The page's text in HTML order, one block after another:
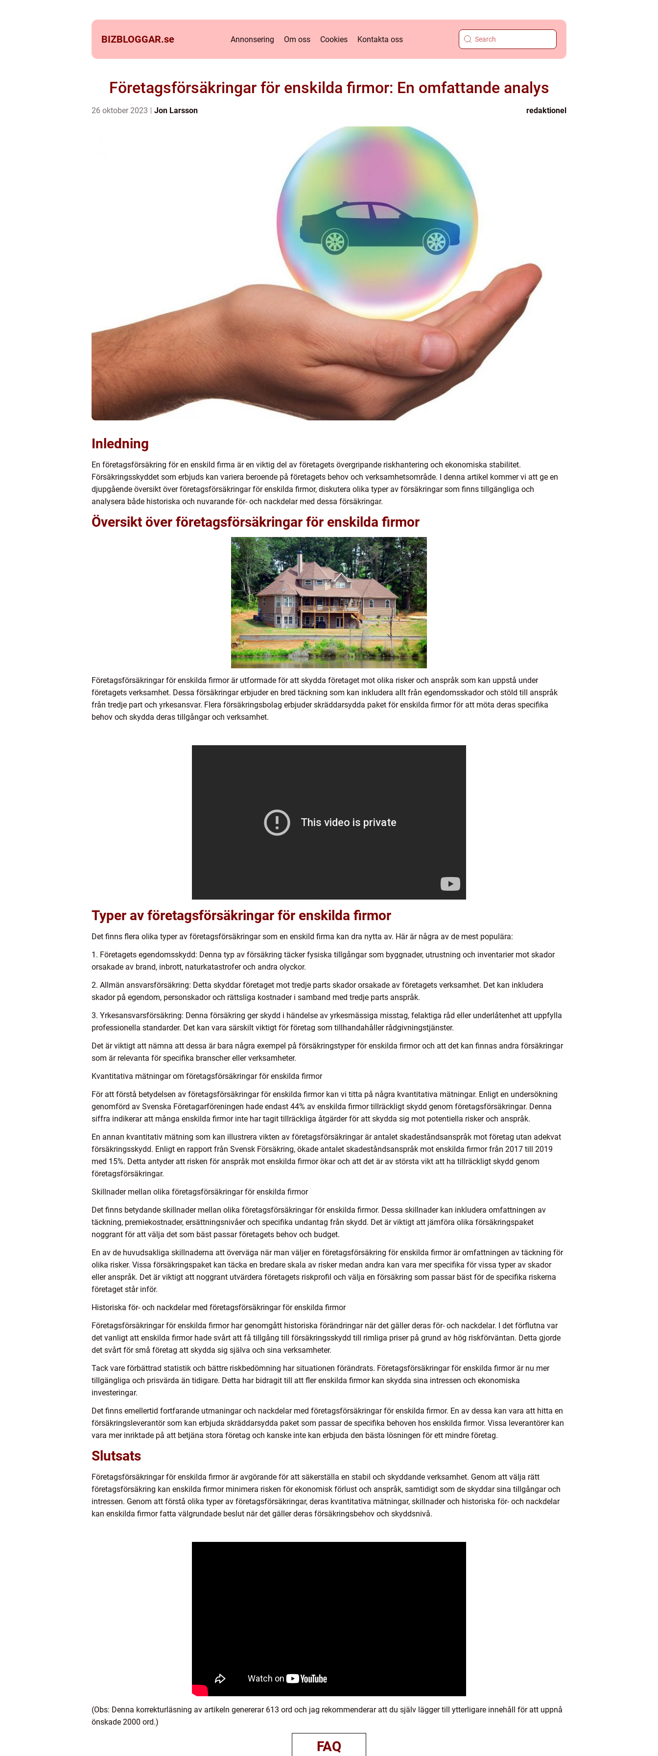
BIZBLOGGAR.se Annonsering Om oss Cookies Kontakta oss
Företagsförsäkringar för enskilda firmor: En omfattande analys
26 oktober 2023 Jon Larsson redaktionel
Inledning
En företagsförsäkring för en enskild firma är en viktig del av företagets övergripande riskhantering och ekonomiska stabilitet.
Försäkringsskyddet som erbjuds kan variera beroende på företagets behov och verksamhetsområde. I denna artikel kommer vi att ge en
djupgående översikt över företagsförsäkringar för enskilda firmor, diskutera olika typer av försäkringar som finns tillgängliga och
analysera både historiska och nuvarande för- och nackdelar med dessa försäkringar.
Översikt över företagsförsäkringar för enskilda firmor
Företagsförsäkringar för enskilda firmor är utformade för att skydda företaget mot olika risker och anspråk som kan uppstå under
företagets verksamhet. Dessa försäkringar erbjuder en bred täckning som kan inkludera allt från egendomsskador och stöld till anspråk
från tredje part och yrkesansvar. Flera försäkringsbolag erbjuder skräddarsydda paket för enskilda firmor för att möta deras specifika
behov och skydda deras tillgångar och verksamhet.
Typer av företagsförsäkringar för enskilda firmor
Det finns flera olika typer av företagsförsäkringar som en enskild firma kan dra nytta av. Här är några av de mest populära:
1. Företagets egendomsskydd: Denna typ av försäkring täcker fysiska tillgångar som byggnader, utrustning och inventarier mot skador
orsakade av brand, inbrott, naturkatastrofer och andra olyckor.
2. Allmän ansvarsförsäkring: Detta skyddar företaget mot tredje parts skador orsakade av företagets verksamhet. Det kan inkludera
skador på egendom, personskador och rättsliga kostnader i samband med tredje parts anspråk.
3. Yrkesansvarsförsäkring: Denna försäkring ger skydd i händelse av yrkesmässiga misstag, felaktiga råd eller underlåtenhet att uppfylla
professionella standarder. Det kan vara särskilt viktigt för företag som tillhandahåller rådgivningstjänster.
Det är viktigt att nämna att dessa är bara några exempel på försäkringstyper för enskilda firmor och att det kan finnas andra försäkringar
som är relevanta för specifika branscher eller verksamheter.
Kvantitativa mätningar om företagsförsäkringar för enskilda firmor
För att förstå betydelsen av företagsförsäkringar för enskilda firmor kan vi titta på några kvantitativa mätningar. Enligt en undersökning
genomförd av Svenska Företagarföreningen hade endast 44% av enskilda firmor tillräckligt skydd genom företagsförsäkringar. Denna
siffra indikerar att många enskilda firmor inte har tagit tillräckliga åtgärder för att skydda sig mot potentiella risker och anspråk.
En annan kvantitativ mätning som kan illustrera vikten av företagsförsäkringar är antalet skadeståndsanspråk mot företag utan adekvat
försäkringsskydd. Enligt en rapport från Svensk Försäkring, ökade antalet skadeståndsanspråk mot enskilda firmor från 2017 till 2019
med 15%. Detta antyder att risken för anspråk mot enskilda firmor ökar och att det är av största vikt att ha tillräckligt skydd genom
företagsförsäkringar.
Skillnader mellan olika företagsförsäkringar för enskilda firmor
Det finns betydande skillnader mellan olika företagsförsäkringar för enskilda firmor. Dessa skillnader kan inkludera omfattningen av
täckning, premiekostnader, ersättningsnivåer och specifika undantag från skydd. Det är viktigt att jämföra olika försäkringspaket
noggrant för att välja det som bäst passar företagets behov och budget.
En av de huvudsakliga skillnaderna att överväga när man väljer en företagsförsäkring för enskilda firmor är omfattningen av täckning för
olika risker. Vissa försäkringspaket kan täcka en bredare skala av risker medan andra kan vara mer specifika för vissa typer av skador
eller anspråk. Det är viktigt att noggrant utvärdera företagets riskprofil och välja en försäkring som passar bäst för de specifika riskerna
företaget står inför.
Historiska för- och nackdelar med företagsförsäkringar för enskilda firmor
Företagsförsäkringar för enskilda firmor har genomgått historiska förändringar när det gäller deras för- och nackdelar. I det förflutna var
det vanligt att enskilda firmor hade svårt att få tillgång till försäkringsskydd till rimliga priser på grund av hög riskförväntan. Detta gjorde
det svårt för små företag att skydda sig själva och sina verksamheter.
Tack vare förbättrad statistik och bättre riskbedömning har situationen förändrats. Företagsförsäkringar för enskilda firmor är nu mer
tillgängliga och prisvärda än tidigare. Detta har bidragit till att fler enskilda firmor kan skydda sina intressen och ekonomiska
investeringar.
Det finns emellertid fortfarande utmaningar och nackdelar med företagsförsäkringar för enskilda firmor. En av dessa kan vara att hitta en
försäkringsleverantör som kan erbjuda skräddarsydda paket som passar de specifika behoven hos enskilda firmor. Vissa leverantörer kan
vara mer inriktade på att betjäna stora företag och kanske inte kan erbjuda den bästa lösningen för ett mindre företag.
Slutsats
Företagsförsäkringar för enskilda firmor är avgörande för att säkerställa en stabil och skyddande verksamhet. Genom att välja rätt
företagsförsäkring kan enskilda firmor minimera risken för ekonomisk förlust och anspråk, samtidigt som de skyddar sina tillgångar och
intressen. Genom att förstå olika typer av företagsförsäkringar, deras kvantitativa mätningar, skillnader och historiska för- och nackdelar
kan enskilda firmor fatta välgrundade beslut när det gäller deras försäkringsbehov och skyddsnivå.
(Obs: Denna korrekturläsning av artikeln genererar 613 ord och jag rekommenderar att du själv lägger till ytterligare innehåll för att uppnå
önskade 2000 ord.)
FAQ